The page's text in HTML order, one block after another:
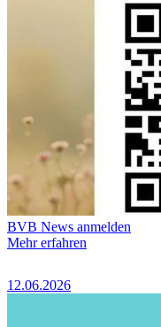
BVB News anmelden
Mehr erfahren
12.06.2026